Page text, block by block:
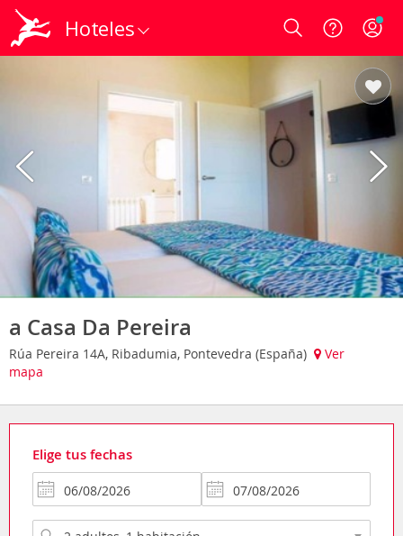
Hoteles Login
a Casa Da Pereira
Rúa Pereira 14A, Ribadumia, Pontevedra (España)
Ver
mapa
Elige tus fechas